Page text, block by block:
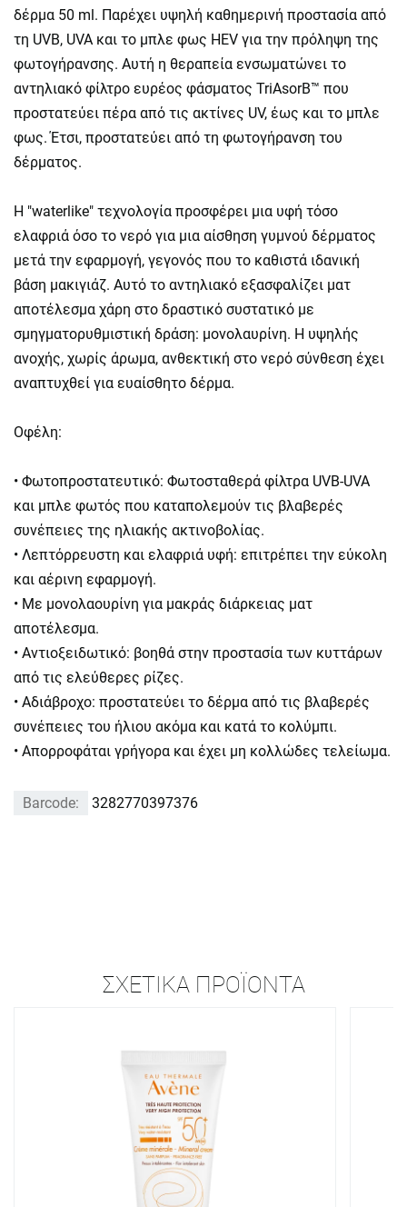
δέρμα 50 ml. Παρέχει υψηλή καθημερινή προστασία από
τη UVB, UVA και το μπλε φως HEV για την πρόληψη της
φωτογήρανσης. Αυτή η θεραπεία ενσωματώνει το
αντηλιακό φίλτρο ευρέος φάσματος TriAsorB™ που
προστατεύει πέρα ​​από τις ακτίνες UV, έως και το μπλε
φως. Έτσι, προστατεύει από τη φωτογήρανση του
δέρματος.
Η "waterlike" τεχνολογία προσφέρει μια υφή τόσο
ελαφριά όσο το νερό για μια αίσθηση γυμνού δέρματος
μετά την εφαρμογή, γεγονός που το καθιστά ιδανική
βάση μακιγιάζ. Αυτό το αντηλιακό εξασφαλίζει ματ
αποτέλεσμα χάρη στο δραστικό συστατικό με
σμηγματορυθμιστική δράση: μονολαυρίνη. Η υψηλής
ανοχής, χωρίς άρωμα, ανθεκτική στο νερό σύνθεση έχει
αναπτυχθεί για ευαίσθητο δέρμα.
Οφέλη:
• Φωτοπροστατευτικό: Φωτοσταθερά φίλτρα UVB-UVA
και μπλε φωτός που καταπολεμούν τις βλαβερές
συνέπειες της ηλιακής ακτινοβολίας.
• Λεπτόρρευστη και ελαφριά υφή: επιτρέπει την εύκολη
και αέρινη εφαρμογή.
• Με μονολαουρίνη για μακράς διάρκειας ματ
αποτέλεσμα.
• Αντιοξειδωτικό: βοηθά στην προστασία των κυττάρων
από τις ελεύθερες ρίζες.
• Αδιάβροχο: προστατεύει το δέρμα από τις βλαβερές
συνέπειες του ήλιου ακόμα και κατά το κολύμπι.
• Απορροφάται γρήγορα και έχει μη κολλώδες τελείωμα.
Barcode: 3282770397376
ΣΧΕΤΙΚΆ ΠΡΟΪΌΝΤΑ